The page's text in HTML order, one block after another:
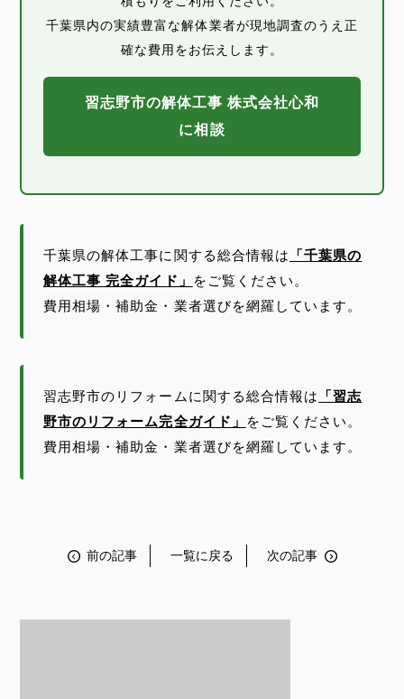
千葉県内の実績豊富な解体業者が現地調査のうえ正
確な費用をお伝えします。
習志野市の解体工事 株式会社心和
に相談
千葉県の解体工事に関する総合情報は
「千葉県の
解体工事 完全ガイド」
をご覧ください。
費用相場・補助金・業者選びを網羅しています。
習志野市のリフォームに関する総合情報は
「習志
野市のリフォーム完全ガイド」
をご覧ください。
費用相場・補助金・業者選びを網羅しています。
前の記事 一覧に戻る 次の記事